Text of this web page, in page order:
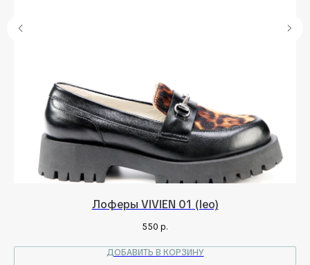
Лоферы VIVIEN 01 (leo)
550 р.
ДОБАВИТЬ В КОРЗИНУ